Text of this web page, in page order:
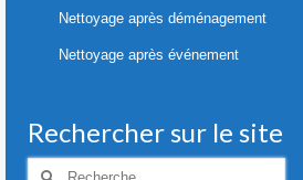
Nettoyage après déménagement
Nettoyage après événement
Rechercher sur le site
Rechercher